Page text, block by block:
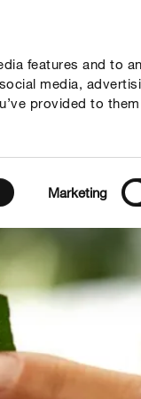
features and to
media,
provided to
Marketing
nous?